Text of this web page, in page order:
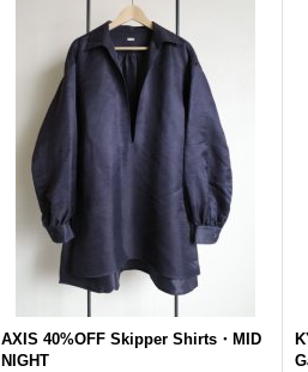
AXIS 40%OFF Skipper Shirts・MID
NIGHT